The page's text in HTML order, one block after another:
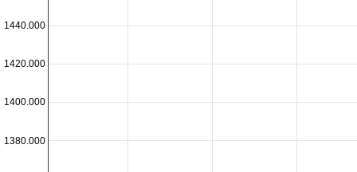
1380.000
1400.000
1420.000
1440.000